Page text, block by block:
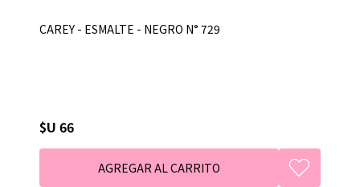
CAREY - ESMALTE - NEGRO N° 729
$U 66